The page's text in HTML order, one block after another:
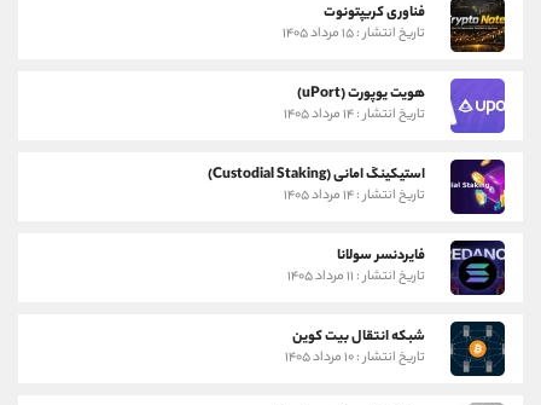
فناوری کریپتونوت
تاریخ انتشار : ۱۵ مرداد ۱۴۰۵
هویت یوپورت (uPort)
تاریخ انتشار : ۱۴ مرداد ۱۴۰۵
استیکینگ امانی (Custodial Staking)
تاریخ انتشار : ۱۴ مرداد ۱۴۰۵
فایردنسر سولانا
تاریخ انتشار : ۱۱ مرداد ۱۴۰۵
شبکه انتقال بیت کوین
تاریخ انتشار : ۱۰ مرداد ۱۴۰۵